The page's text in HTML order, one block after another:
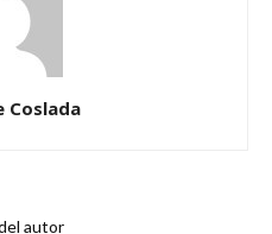
Coslada
autor